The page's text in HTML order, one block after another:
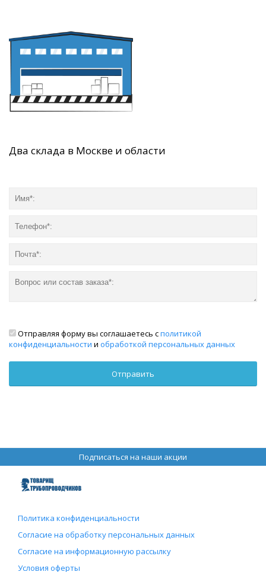
Два склада в Москве и области
Отправляя форму вы соглашаетесь сполитикой
конфиденциальности и обработкой персональных данных
Подписаться на наши акции
Политика конфиденциальности
Согласие на обработку персональных данных
Согласие на информационную рассылку
Условия оферты